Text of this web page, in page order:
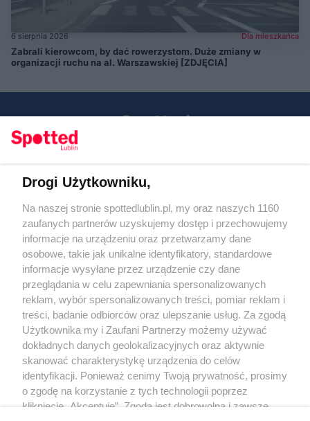
6 sierpnia 2026 Dla mieszkańca
Zabrali kierowcom, by dać rowerzystom. Duże zmiany w
organizacji ruchu na al. Warszawskiej [ZDJĘCIA]
KATEGORIE
OGŁOSZENIA
WYDARZENIA
NA SKRÓTY
Regulamin
Polityka prywatności
RODO
Warunki korzystania z treści
Drogi Użytkowniku,
Na naszej stronie spottedlublin.pl, my oraz naszych 1160
zaufanych partnerów uzyskujemy dostęp i przechowujemy
informacje na urządzeniu oraz przetwarzamy dane
osobowe, takie jak unikalne identyfikatory, standardowe
informacje wysyłane przez urządzenie czy dane
przeglądania w celu zapewniania spersonalizowanych
reklam, wybór spersonalizowanych treści, pomiar reklam i
treści, badanie odbiorców oraz ulepszanie usług. Za zgodą
Użytkownika my i Zaufani Partnerzy możemy używać
dokładnych danych geolokalizacyjnych oraz aktywnie
skanować charakterystykę urządzenia do celów
identyfikacji. Ponieważ cenimy Twoją prywatność, prosimy
o zgodę na korzystanie z tych technologii poprzez
kliknięcie „Akceptuję”. Zgoda jest dobrowolna i zawsze